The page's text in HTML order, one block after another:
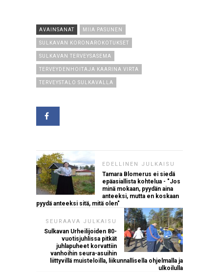
AVAINSANAT MIIA PASUNEN
SULKAVAN KORONAROKOTUKSET
SULKAVAN TERVEYSASEMA
TERVEYDENHOITAJA KAARINA VIRTA
TERVEYSTALO SULKAVALLA
EDELLINEN JULKAISU
Tamara Blomerus ei siedä
epäasiallista kohtelua - "Jos
minä mokaan, pyydän aina
anteeksi, mutta en koskaan
pyydä anteeksi sitä, mitä olen"
SEURAAVA JULKAISU
Sulkavan Urheilijoiden 80-
vuotisjuhlissa pitkät
juhlapuheet korvattiin
vanhoihin seura-asuihin
liittyvillä muisteloilla, liikunnallisella ohjelmalla ja
ulkoilulla